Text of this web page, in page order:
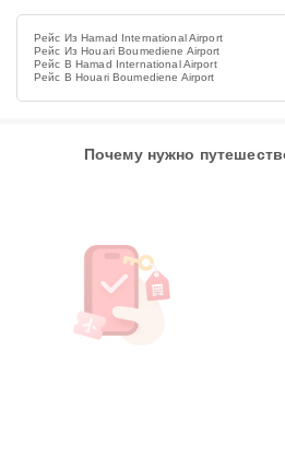
Рейс Из Hamad International Airport
Рейс Из Houari Boumediene Airport
Рейс В Hamad International Airport
Рейс В Houari Boumediene Airport
Почему нужно